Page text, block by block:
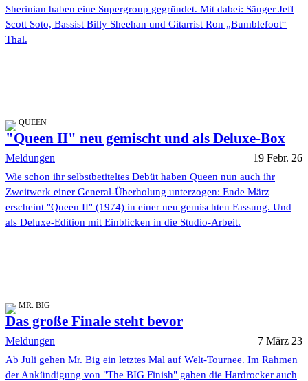
Sherinian haben eine Supergroup gegründet. Mit dabei: Sänger Jeff
Scott Soto, Bassist Billy Sheehan und Gitarrist Ron „Bumblefoot“
Thal.
QUEEN
"Queen II" neu gemischt und als Deluxe-Box
Meldungen 19 Febr. 26
Wie schon ihr selbstbetiteltes Debüt haben Queen nun auch ihr
Zweitwerk einer General-Überholung unterzogen: Ende März
erscheint "Queen II" (1974) in einer neu gemischten Fassung. Und
als Deluxe-Edition mit Einblicken in die Studio-Arbeit.
MR. BIG
Das große Finale steht bevor
Meldungen 7 März 23
Ab Juli gehen Mr. Big ein letztes Mal auf Welt-Tournee. Im Rahmen
der Ankündigung von "The BIG Finish" gaben die Hardrocker auch